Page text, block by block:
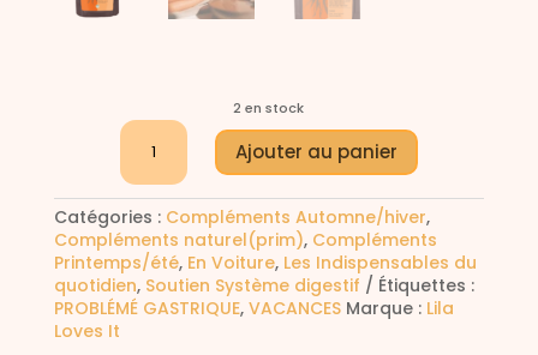
2 en stock
quantité
LILA
LOVES
IT
soupe
aux
carottes
Bio
Ajouter au panier
A
e
r
n
a
t
i
Catégories : Compléments Automne/hiver,
Compléments naturel(prim), Compléments
Printemps/été, En Voiture, Les Indispensables du
quotidien, Soutien Système digestif
Étiquettes :
PROBLÉMÉ GASTRIQUE, VACANCES Marque : Lila
Loves It